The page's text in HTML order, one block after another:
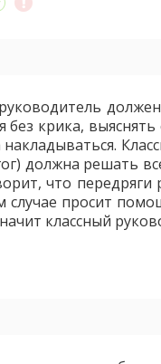
без крика,
должна решать
что
просит
классный